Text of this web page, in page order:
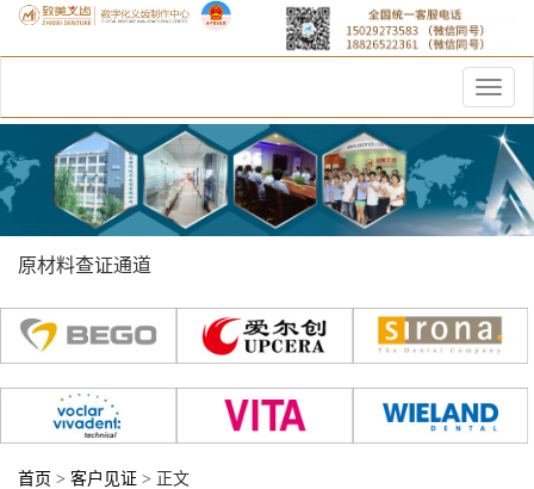
Toggle
原材料查证通道
首页 > 客户见证 > 正文